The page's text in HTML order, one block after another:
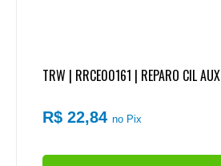
TRW | RRCE00161 | REPARO CIL AUX
R$ 22,84no Pix